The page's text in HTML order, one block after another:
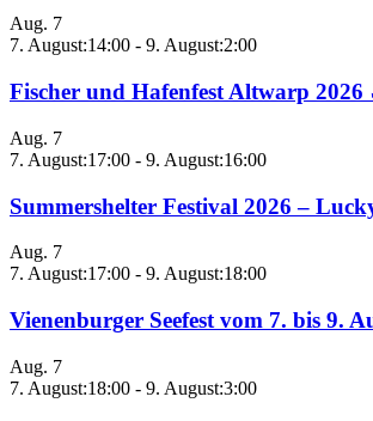
Aug. 7
7. August:14:00 - 9. August:2:00
Fischer und Hafenfest Altwarp 2026
Aug. 7
7. August:17:00 - 9. August:16:00
Summershelter Festival 2026 –
Aug. 7
7. August:17:00 - 9. August:18:00
Vienenburger Seefest vom 7. bis 9.
Aug. 7
7. August:18:00 - 9. August:3:00